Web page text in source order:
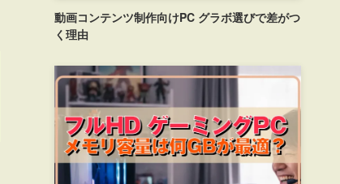
動画コンテンツ制作向けPC グラボ選びで差がつ
く理由